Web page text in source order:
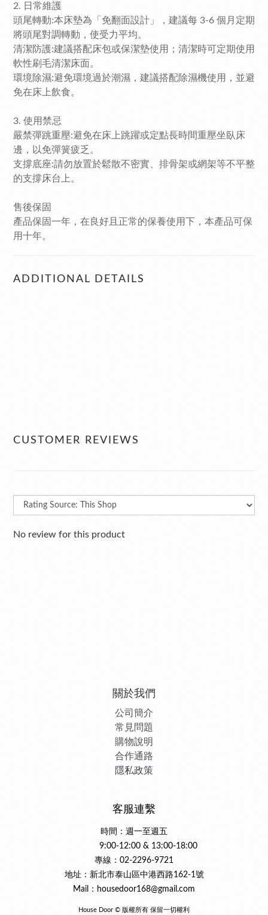
2. 日常維護
頭尾轉動:本床墊為「免翻面設計」，建議每 3-6 個月定期
將頭尾對調轉動，使受力平均。
清潔防護:建議搭配床包或保潔墊使用；清潔時可定期使用
軟性刷毛清潔床面。
環境除濕:避免環境過於潮濕，建議搭配除濕機使用，並避
免在床上飲食。
3. 使用禁忌
嚴禁彈跳重壓:避免在床上跳躍或定點長時間重壓坐臥床
邊，以免彈簧疲乏。
支撐底座:請勿放置於鬆散不密實、排骨架或網架等不平整
的支撐床台上。
售後保固
產品保固一年，在良好且正常的保養使用下，本產品可保
用十年。
ADDITIONAL DETAILS
CUSTOMER REVIEWS
No review for this product
關於我們
公司簡介
常見問題
購物說明
合作通路
隱私政策
客服連繫
時間：週一至週五
9:00-12:00 & 13:00-18:00
專線：02-2296-9721
地址：新北市泰山區中港西路162-1號
Mail：housedoor168@gmail.com
House Door © 版權所有 保留一切權利